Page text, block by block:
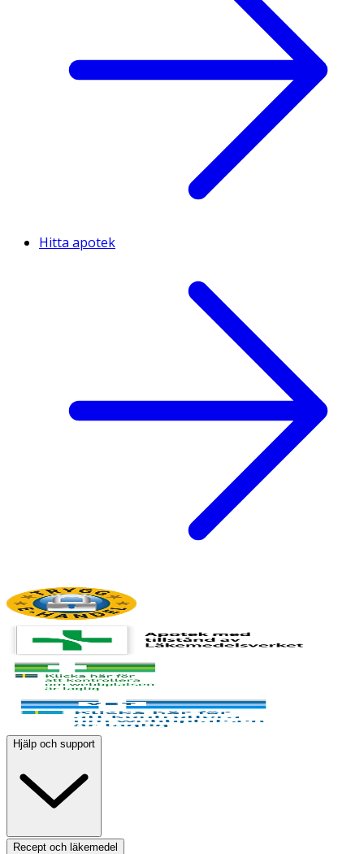
Hitta apotek
Hjälp och support
Recept och läkemedel